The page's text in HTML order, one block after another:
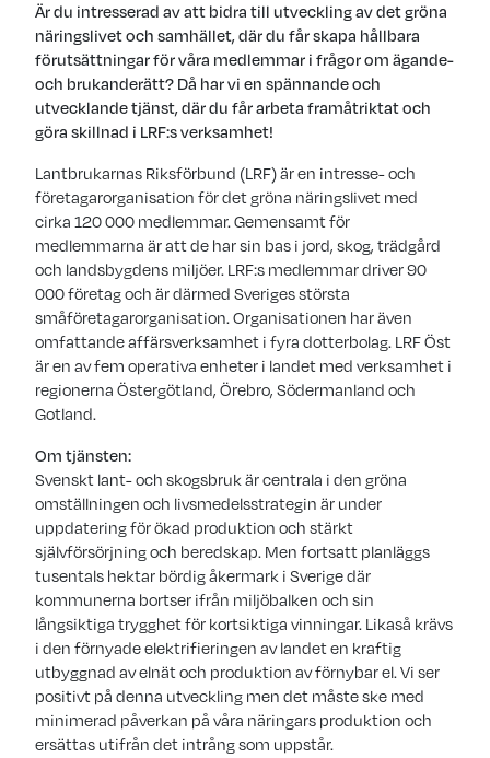
Är du intresserad av att bidra till utveckling av det gröna
näringslivet och samhället, där du får skapa hållbara
förutsättningar för våra medlemmar i frågor om ägande-
och brukanderätt? Då har vi en spännande och
utvecklande tjänst, där du får arbeta framåtriktat och
göra skillnad i LRF:s verksamhet!
Lantbrukarnas Riksförbund (LRF) är en intresse- och
företagarorganisation för det gröna näringslivet med
cirka 120 000 medlemmar. Gemensamt för
medlemmarna är att de har sin bas i jord, skog, trädgård
och landsbygdens miljöer. LRF:s medlemmar driver 90
000 företag och är därmed Sveriges största
småföretagarorganisation. Organisationen har även
omfattande affärsverksamhet i fyra dotterbolag. LRF Öst
är en av fem operativa enheter i landet med verksamhet i
regionerna Östergötland, Örebro, Södermanland och
Gotland.
Om tjänsten:
Svenskt lant- och skogsbruk är centrala i den gröna
omställningen och livsmedelsstrategin är under
uppdatering för ökad produktion och stärkt
självförsörjning och beredskap. Men fortsatt planläggs
tusentals hektar bördig åkermark i Sverige där
kommunerna bortser ifrån miljöbalken och sin
långsiktiga trygghet för kortsiktiga vinningar. Likaså krävs
i den förnyade elektrifieringen av landet en kraftig
utbyggnad av elnät och produktion av förnybar el. Vi ser
positivt på denna utveckling men det måste ske med
minimerad påverkan på våra näringars produktion och
ersättas utifrån det intrång som uppstår.